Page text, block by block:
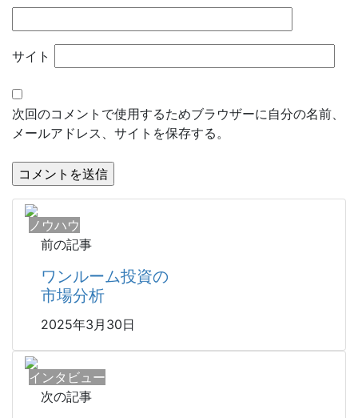
サイト
次回のコメントで使用するためブラウザーに自分の名前、
メールアドレス、サイトを保存する。
ノウハウ
前の記事
ワンルーム投資の
市場分析
2025年3月30日
インタビュー
次の記事